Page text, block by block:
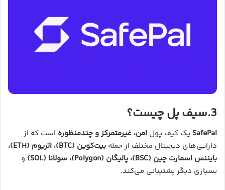
3. سیف پل چیست؟
SafePal یک کیف پول امن، غیرمتمرکز و چندمنظوره است که از
دارایی‌های دیجیتال مختلف از جمله
بیت‌کوین (BTC)، اتریوم (ETH)،
بایننس اسمارت چین (BSC)، پالیگان (Polygon)، سولانا (SOL)
و
بسیاری دیگر پشتیبانی می‌کند.